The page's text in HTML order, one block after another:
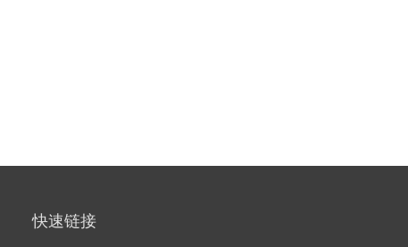
快速链接